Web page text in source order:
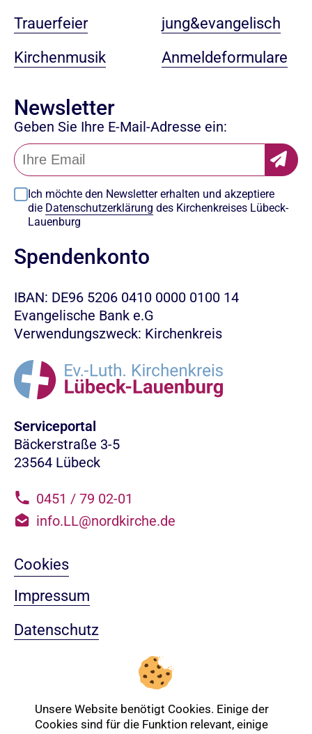
Trauerfeier
Kirchenmusik
jung&evangelisch
Anmeldeformulare
Newsletter
Geben Sie Ihre E-Mail-Adresse ein:
Ich möchte den Newsletter erhalten und akzeptiere
die Datenschutzerklärung des Kirchenkreises Lübeck-
Lauenburg
Spendenkonto
IBAN: DE96 5206 0410 0000 0100 14
Evangelische Bank e.G
Verwendungszweck: Kirchenkreis
Serviceportal
Bäckerstraße 3-5
23564 Lübeck
0451 / 79 02-01
info.LL@nordkirche.de
Cookies
Impressum
Datenschutz
Nach oben
Unsere Website benötigt Cookies. Einige der
Cookies sind für die Funktion relevant, einige